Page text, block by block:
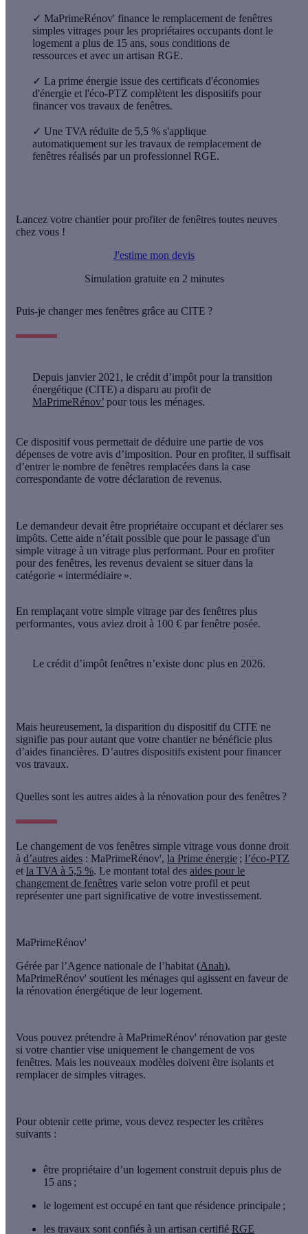
✓ MaPrimeRénov' finance le remplacement de fenêtres
simples vitrages pour les propriétaires occupants dont le
logement a plus de 15 ans, sous conditions de
ressources et avec un artisan RGE.
✓ La prime énergie issue des certificats d'économies
d'énergie et l'éco-PTZ complètent les dispositifs pour
financer vos travaux de fenêtres.
✓ Une TVA réduite de 5,5 % s'applique
automatiquement sur les travaux de remplacement de
fenêtres réalisés par un professionnel RGE.
Lancez votre chantier pour profiter de fenêtres toutes neuves
chez vous !
J'estime mon devis
Simulation gratuite en 2 minutes
Puis-je changer mes fenêtres grâce au CITE ?
Depuis janvier 2021, le crédit d’impôt pour la transition
énergétique (CITE) a disparu au profit de
MaPrimeRénov’ pour tous les ménages.
Ce dispositif vous permettait de déduire une partie de vos
dépenses de votre avis d’imposition. Pour en profiter, il suffisait
d’entrer le nombre de fenêtres remplacées dans la case
correspondante de votre déclaration de revenus.
Le demandeur devait être propriétaire occupant et déclarer ses
impôts. Cette aide n’était possible que pour le passage d'un
simple vitrage à un vitrage plus performant. Pour en profiter
pour des fenêtres, les revenus devaient se situer dans la
catégorie « intermédiaire ».
En remplaçant votre simple vitrage par des fenêtres plus
performantes, vous aviez droit à 100 € par fenêtre posée.
Le crédit d’impôt fenêtres n’existe donc plus en 2026.
Mais heureusement, la disparition du dispositif du CITE ne
signifie pas pour autant que votre chantier ne bénéficie plus
d’aides financières. D’autres dispositifs existent pour financer
vos travaux.
Quelles sont les autres aides à la rénovation pour des fenêtres ?
Le changement de vos fenêtres simple vitrage vous donne droit
à d’autres aides : MaPrimeRénov', la Prime énergie ; l’éco-PTZ
et la TVA à 5,5 %. Le montant total des aides pour le
changement de fenêtres varie selon votre profil et peut
représenter une part significative de votre investissement.
MaPrimeRénov'
Gérée par l’Agence nationale de l’habitat (Anah),
MaPrimeRénov' soutient les ménages qui agissent en faveur de
la rénovation énergétique de leur logement.
Vous pouvez prétendre à MaPrimeRénov' rénovation par geste
si votre chantier vise uniquement le changement de vos
fenêtres. Mais les nouveaux modèles doivent être isolants et
remplacer de simples vitrages.
Pour obtenir cette prime, vous devez respecter les critères
suivants :
être propriétaire d’un logement construit depuis plus de
15 ans ;
le logement est occupé en tant que résidence principale ;
les travaux sont confiés à un artisan certifié RGE